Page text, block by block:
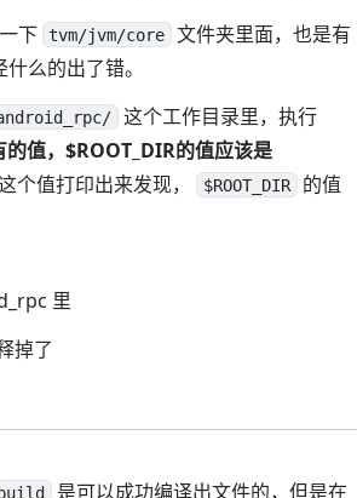
下 tvm/jvm/core 文件夹里面，也是有
么的出了错。
这个工作目录里，执行
值，$ROOT_DIR的值应该是
个值打印出来发现， $ROOT_DIR 的值
里
掉了
是可以成功编译出文件的，但是在